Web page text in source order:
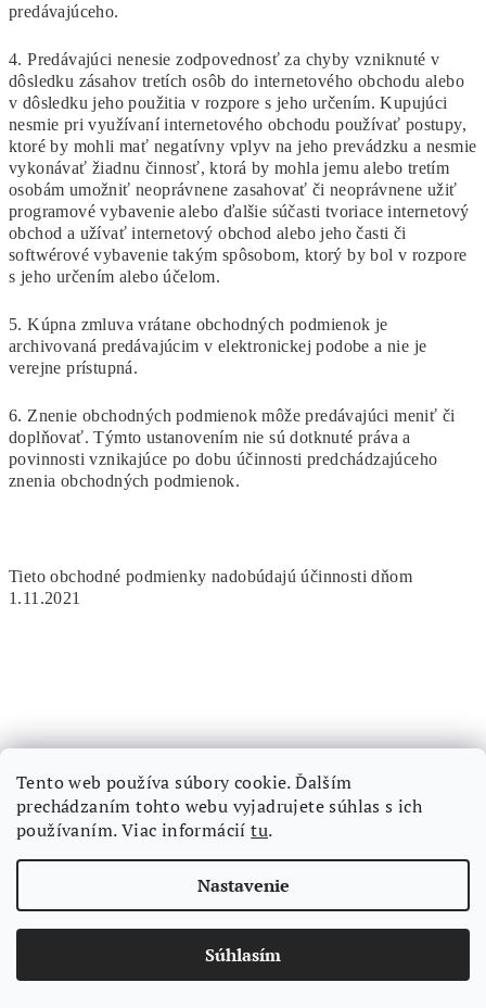
Tento web používa súbory cookie. Ďalším
prechádzaním tohto webu vyjadrujete súhlas s ich
používaním. Viac informáciítu.
Nastavenie
Súhlasím
predávajúceho.
4. Predávajúci nenesie zodpovednosť za chyby vzniknuté v
dôsledku zásahov tretích osôb do internetového obchodu alebo
v dôsledku jeho použitia v rozpore s jeho určením. Kupujúci
nesmie pri využívaní internetového obchodu používať postupy,
ktoré by mohli mať negatívny vplyv na jeho prevádzku a nesmie
vykonávať žiadnu činnosť, ktorá by mohla jemu alebo tretím
osobám umožniť neoprávnene zasahovať či neoprávnene užiť
programové vybavenie alebo ďalšie súčasti tvoriace internetový
obchod a užívať internetový obchod alebo jeho časti či
softwérové vybavenie takým spôsobom, ktorý by bol v rozpore
s jeho určením alebo účelom.
5. Kúpna zmluva vrátane obchodných podmienok je
archivovaná predávajúcim v elektronickej podobe a nie je
verejne prístupná.
6. Znenie obchodných podmienok môže predávajúci meniť či
doplňovať. Týmto ustanovením nie sú dotknuté práva a
povinnosti vznikajúce po dobu účinnosti predchádzajúceho
znenia obchodných podmienok.
Tieto obchodné podmienky nadobúdajú účinnosti dňom
1.11.2021
pKontakt
lucre@lucre.sk
Informácie